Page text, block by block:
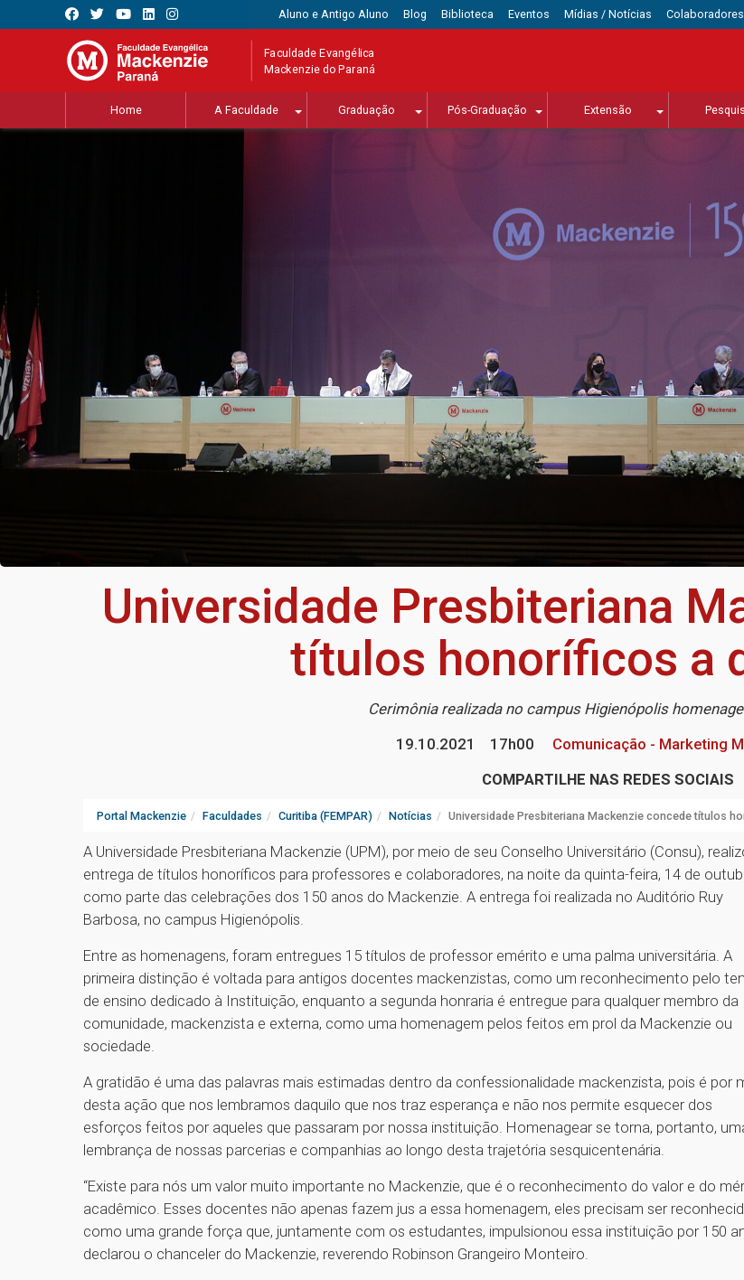
Aluno e Antigo Aluno Blog Biblioteca Eventos Mídias / Notícias Colaboradores
Faculdade Evangélica
Mackenzie do Paraná
Home A Faculdade Graduação Pós-Graduação Extensão
Universidade Presbiteriana
títulos honoríficos a
Cerimônia realizada no campus Higienópolis
19.10.2021
17h00
Comunicação - Marketing
COMPARTILHE NAS REDES SOCIAIS
Portal Mackenzie Faculdades Curitiba (FEMPAR) Notícias Universidade Presbiteriana Mackenzie concede títulos
A Universidade Presbiteriana Mackenzie (UPM), por meio de seu Conselho Universitário (Consu),
entrega de títulos honoríficos para professores e colaboradores, na noite da quinta-feira, 14 de
como parte das celebrações dos 150 anos do Mackenzie. A entrega foi realizada no Auditório Ruy
Barbosa, no campus Higienópolis.
Entre as homenagens, foram entregues 15 títulos de professor emérito e uma palma universitária. A
primeira distinção é voltada para antigos docentes mackenzistas, como um reconhecimento pelo
de ensino dedicado à Instituição, enquanto a segunda honraria é entregue para qualquer membro da
comunidade, mackenzista e externa, como uma homenagem pelos feitos em prol da Mackenzie ou
sociedade.
A gratidão é uma das palavras mais estimadas dentro da confessionalidade mackenzista, pois é por
desta ação que nos lembramos daquilo que nos traz esperança e não nos permite esquecer dos
esforços feitos por aqueles que passaram por nossa instituição. Homenagear se torna, portanto,
lembrança de nossas parcerias e companhias ao longo desta trajetória sesquicentenária.
“Existe para nós um valor muito importante no Mackenzie, que é o reconhecimento do valor e do
acadêmico. Esses docentes não apenas fazem jus a essa homenagem, eles precisam ser
como uma grande força que, juntamente com os estudantes, impulsionou essa instituição por 150
declarou o chanceler do Mackenzie, reverendo Robinson Grangeiro Monteiro.